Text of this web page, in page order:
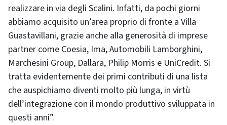
realizzare in via degli Scalini. Infatti, da pochi giorni
abbiamo acquisito un’area proprio di fronte a Villa
Guastavillani, grazie anche alla generosità di imprese
partner come Coesia, Ima, Automobili Lamborghini,
Marchesini Group, Dallara, Philip Morris e UniCredit. Si
tratta evidentemente dei primi contributi di una lista
che auspichiamo diventi molto più lunga, in virtù
dell’integrazione con il mondo produttivo sviluppata in
questi anni”.